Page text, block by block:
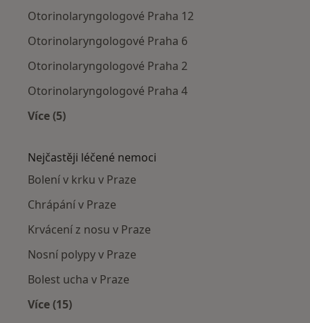
Otorinolaryngologové Praha 12
Otorinolaryngologové Praha 6
Otorinolaryngologové Praha 2
Otorinolaryngologové Praha 4
Více (5)
Nejčastěji léčené nemoci
Bolení v krku v Praze
Chrápání v Praze
Krvácení z nosu v Praze
Nosní polypy v Praze
Bolest ucha v Praze
Více (15)